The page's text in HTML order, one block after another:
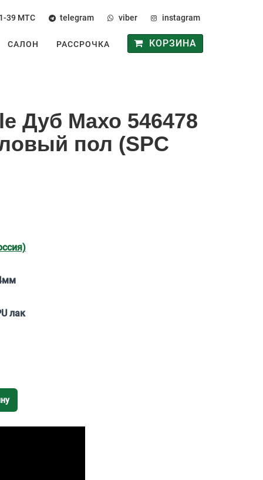
39 МТС telegram viber instagram
САЛОН РАССРОЧКА КОРЗИНА
Дуб Махо 546478
пол (SPC
лак